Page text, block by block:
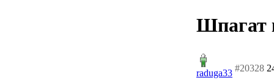
Шпагат
raduga33 #20328